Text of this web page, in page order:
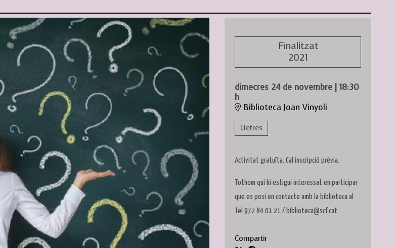
Finalitzat
2021
dimecres 24 de novembre | 18:30
h
Biblioteca Joan Vinyoli
Lletres
Activitat gratuïta. Cal inscripció prèvia.
Tothom qui hi estigui interessat en participar
que es posi en contacte amb la biblioteca al
Tel 972 84 01 21 / biblioteca@scf.cat
Compartir